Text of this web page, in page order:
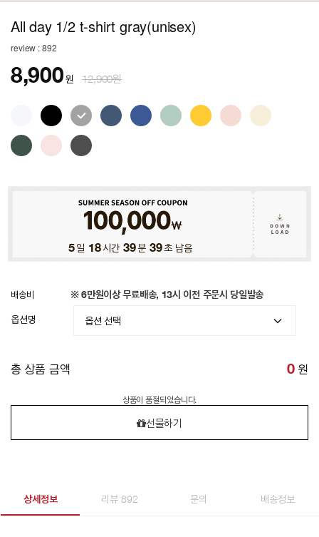
All day 1/2 t-shirt gray(unisex)
review : 892
8,900원 12,900원
5일 18시간 39분 38초 남음
배송비 ※ 6만원이상 무료배송, 13시 이전 주문시 당일발송
옵션명
총 상품 금액 0 원
상품이 품절되었습니다.
선물하기
상세정보 리뷰 892 문의 배송정보